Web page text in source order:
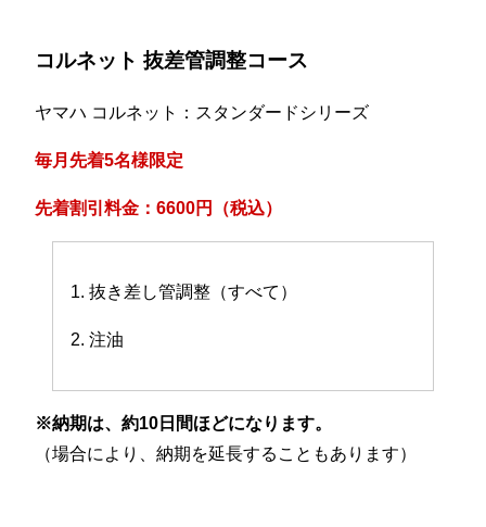
コルネット 抜差管調整コース
ヤマハ コルネット：スタンダードシリーズ
毎月先着5名様限定
先着割引料金：6600円（税込）
1. 抜き差し管調整（すべて）
2. 注油
※納期は、約10日間ほどになります。
（場合により、納期を延長することもあります）